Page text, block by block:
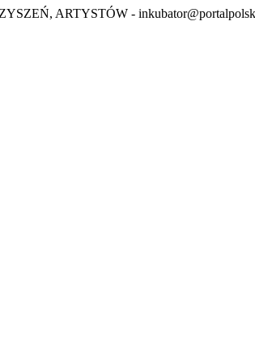
ARTYSTÓW -